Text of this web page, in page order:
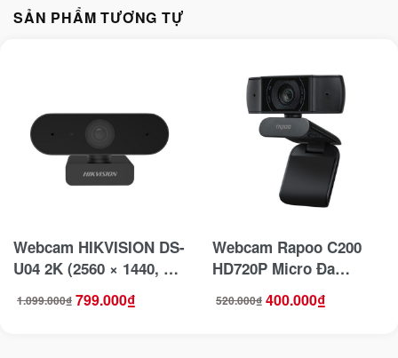
SẢN PHẨM TƯƠNG TỰ
Webcam HIKVISION DS-
U04 2K (2560 × 1440, 4
MP CMOS)
1.099.000₫
Giá
gốc 799.000₫
Giá
hiện
Webcam Rapoo C200
HD720P Micro Đa
520.000₫
Giá
gốc 400.000₫
Giá
hiện